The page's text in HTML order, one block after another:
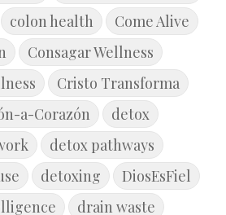
colon health
Come Alive
Consagar Wellness
Cristo Transforma
a-Corazón
detox
detox pathways
detoxing
DiosEsFiel
drain waste